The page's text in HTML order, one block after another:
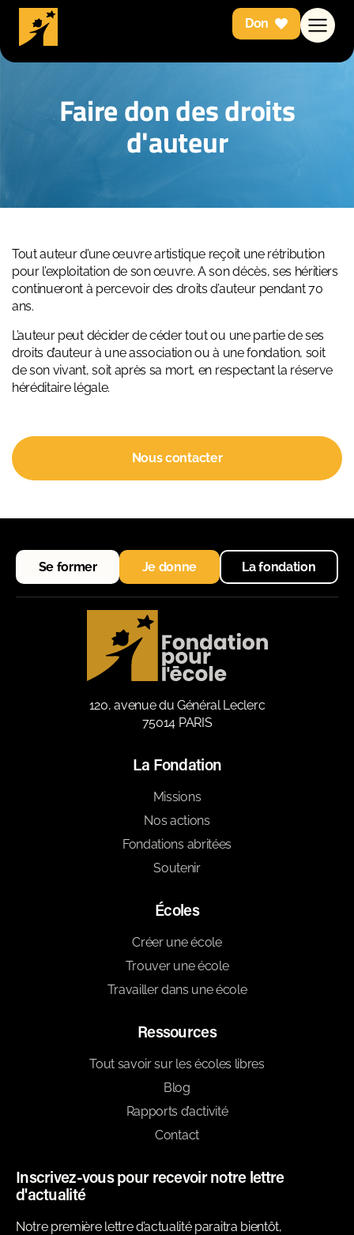
Don
Faire don des droits
d'auteur
Tout auteur d’une œuvre artistique reçoit une rétribution
pour l’exploitation de son œuvre. A son décès, ses héritiers
continueront à percevoir des droits d’auteur pendant 70
ans.
L’auteur peut décider de céder tout ou une partie de ses
droits d’auteur à une association ou à une fondation, soit
de son vivant, soit après sa mort, en respectant la réserve
héréditaire légale.
Nous contacter
Se former Je donne La fondation
120, avenue du Général Leclerc
75014 PARIS
La Fondation
Missions
Nos actions
Fondations abritées
Soutenir
Écoles
Créer une école
Trouver une école
Travailler dans une école
Ressources
Tout savoir sur les écoles libres
Blog
Rapports d’activité
Contact
Inscrivez-vous pour recevoir notre lettre
d'actualité
Notre première lettre d’actualité paraitra bientôt,